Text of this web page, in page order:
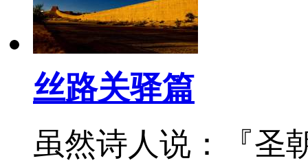
丝路关驿篇
虽然诗人说：『圣